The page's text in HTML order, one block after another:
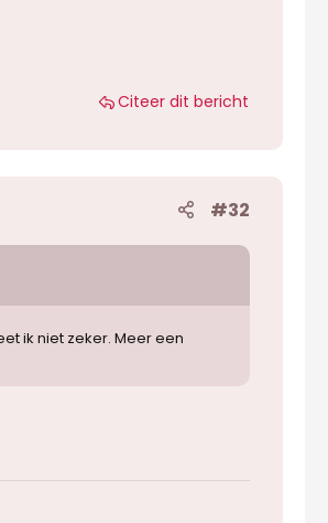
Citeer dit bericht
#32
ik niet zeker. Meer een